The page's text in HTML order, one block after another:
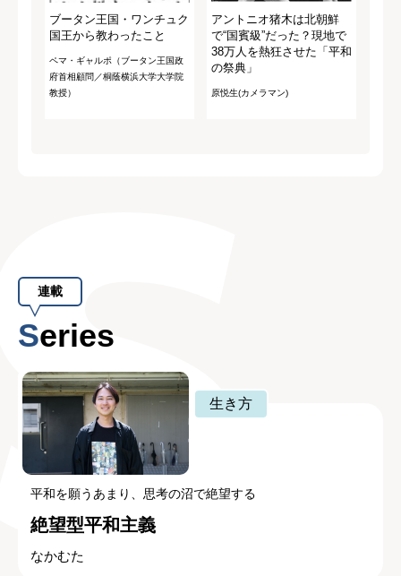
ブータン王国・ワンチュク
国王から教わったこと
ペマ・ギャルポ（ブータン王国政
府首相顧問／桐蔭横浜大学大学院
教授）
アントニオ猪木は北朝鮮
で“国賓級”だった？現地で
38万人を熱狂させた「平和
の祭典」
原悦生(カメラマン)
連載
Series
生き方
平和を願うあまり、思考の沼で絶望する
絶望型平和主義
なかむた